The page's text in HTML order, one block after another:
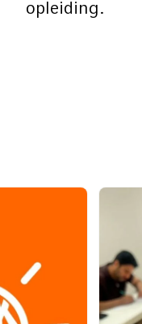
opleiding.